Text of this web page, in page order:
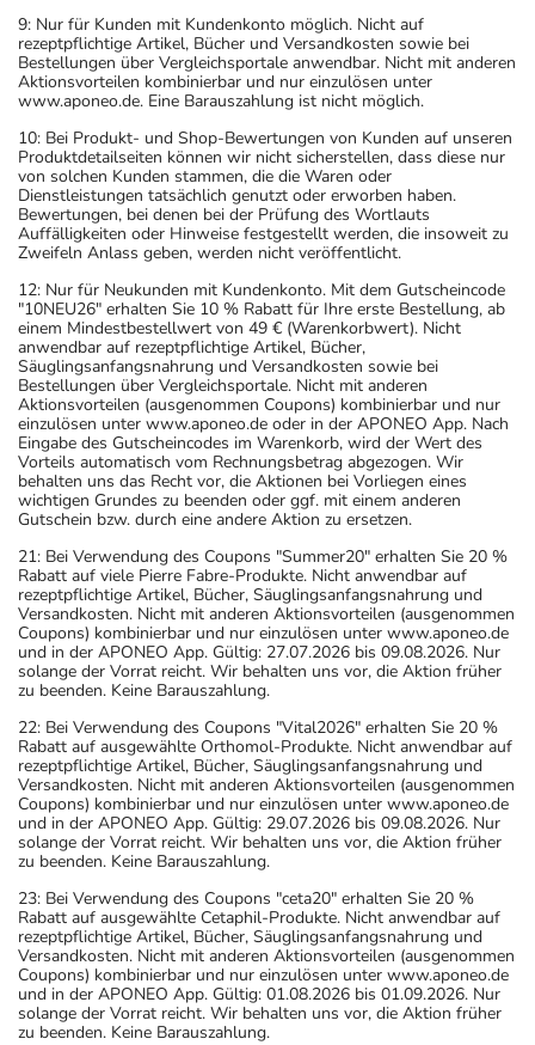
9: Nur für Kunden mit Kundenkonto möglich. Nicht auf
rezeptpflichtige Artikel, Bücher und Versandkosten sowie bei
Bestellungen über Vergleichsportale anwendbar. Nicht mit anderen
Aktionsvorteilen kombinierbar und nur einzulösen unter
www.aponeo.de. Eine Barauszahlung ist nicht möglich.
10: Bei Produkt- und Shop-Bewertungen von Kunden auf unseren
Produktdetailseiten können wir nicht sicherstellen, dass diese nur
von solchen Kunden stammen, die die Waren oder
Dienstleistungen tatsächlich genutzt oder erworben haben.
Bewertungen, bei denen bei der Prüfung des Wortlauts
Auffälligkeiten oder Hinweise festgestellt werden, die insoweit zu
Zweifeln Anlass geben, werden nicht veröffentlicht.
12: Nur für Neukunden mit Kundenkonto. Mit dem Gutscheincode
"10NEU26" erhalten Sie 10 % Rabatt für Ihre erste Bestellung, ab
einem Mindestbestellwert von 49 € (Warenkorbwert). Nicht
anwendbar auf rezeptpflichtige Artikel, Bücher,
Säuglingsanfangsnahrung und Versandkosten sowie bei
Bestellungen über Vergleichsportale. Nicht mit anderen
Aktionsvorteilen (ausgenommen Coupons) kombinierbar und nur
einzulösen unter www.aponeo.de oder in der APONEO App. Nach
Eingabe des Gutscheincodes im Warenkorb, wird der Wert des
Vorteils automatisch vom Rechnungsbetrag abgezogen. Wir
behalten uns das Recht vor, die Aktionen bei Vorliegen eines
wichtigen Grundes zu beenden oder ggf. mit einem anderen
Gutschein bzw. durch eine andere Aktion zu ersetzen.
21: Bei Verwendung des Coupons "Summer20" erhalten Sie 20 %
Rabatt auf viele Pierre Fabre-Produkte. Nicht anwendbar auf
rezeptpflichtige Artikel, Bücher, Säuglingsanfangsnahrung und
Versandkosten. Nicht mit anderen Aktionsvorteilen (ausgenommen
Coupons) kombinierbar und nur einzulösen unter www.aponeo.de
und in der APONEO App. Gültig: 27.07.2026 bis 09.08.2026. Nur
solange der Vorrat reicht. Wir behalten uns vor, die Aktion früher
zu beenden. Keine Barauszahlung.
22: Bei Verwendung des Coupons "Vital2026" erhalten Sie 20 %
Rabatt auf ausgewählte Orthomol-Produkte. Nicht anwendbar auf
rezeptpflichtige Artikel, Bücher, Säuglingsanfangsnahrung und
Versandkosten. Nicht mit anderen Aktionsvorteilen (ausgenommen
Coupons) kombinierbar und nur einzulösen unter www.aponeo.de
und in der APONEO App. Gültig: 29.07.2026 bis 09.08.2026. Nur
solange der Vorrat reicht. Wir behalten uns vor, die Aktion früher
zu beenden. Keine Barauszahlung.
23: Bei Verwendung des Coupons "ceta20" erhalten Sie 20 %
Rabatt auf ausgewählte Cetaphil-Produkte. Nicht anwendbar auf
rezeptpflichtige Artikel, Bücher, Säuglingsanfangsnahrung und
Versandkosten. Nicht mit anderen Aktionsvorteilen (ausgenommen
Coupons) kombinierbar und nur einzulösen unter www.aponeo.de
und in der APONEO App. Gültig: 01.08.2026 bis 01.09.2026. Nur
solange der Vorrat reicht. Wir behalten uns vor, die Aktion früher
zu beenden. Keine Barauszahlung.